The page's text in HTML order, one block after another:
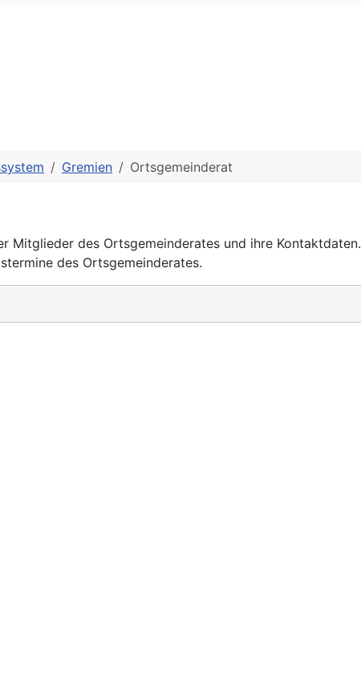
Gremien Ortsgemeinderat
Mitglieder des Ortsgemeinderates und ihre Kontaktdaten.
des Ortsgemeinderates.